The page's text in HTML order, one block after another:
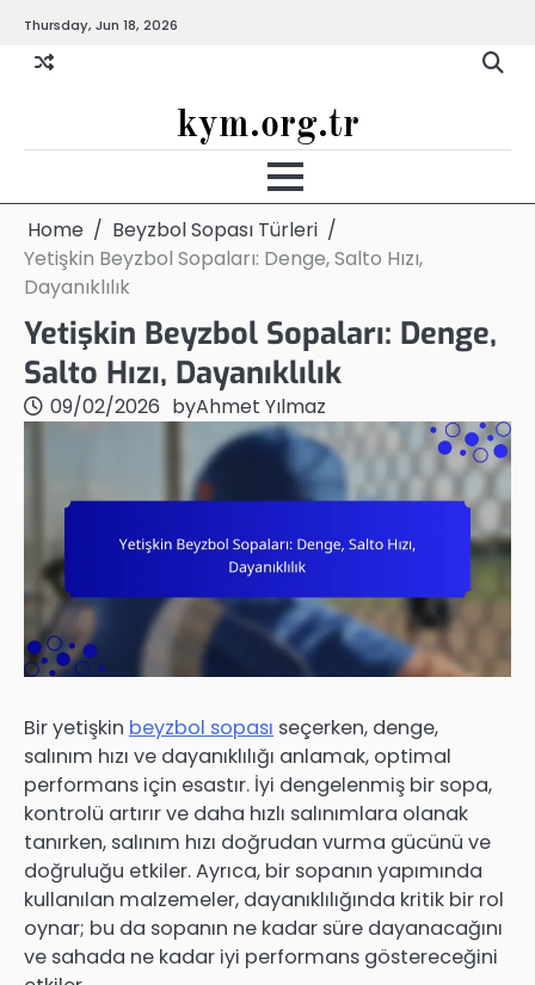
content
Thursday, Jun 18, 2026
kym.org.tr
Home
Beyzbol Sopası Türleri
Yetişkin Beyzbol Sopaları: Denge, Salto Hızı,
Dayanıklılık
Yetişkin Beyzbol Sopaları: Denge,
Salto Hızı, Dayanıklılık
09/02/2026 byAhmet Yılmaz
Bir yetişkin beyzbol sopası seçerken, denge,
salınım hızı ve dayanıklılığı anlamak, optimal
performans için esastır. İyi dengelenmiş bir sopa,
kontrolü artırır ve daha hızlı salınımlara olanak
tanırken, salınım hızı doğrudan vurma gücünü ve
doğruluğu etkiler. Ayrıca, bir sopanın yapımında
kullanılan malzemeler, dayanıklılığında kritik bir rol
oynar; bu da sopanın ne kadar süre dayanacağını
ve sahada ne kadar iyi performans göstereceğini